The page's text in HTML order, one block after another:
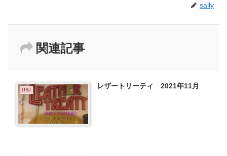
sally
関連記事
USJ レザートリーティ 2021年11月